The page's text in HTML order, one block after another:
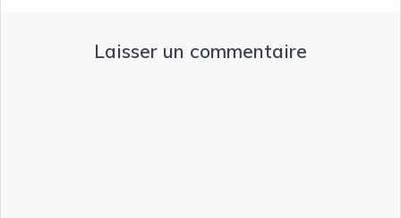
Laisser un commentaire